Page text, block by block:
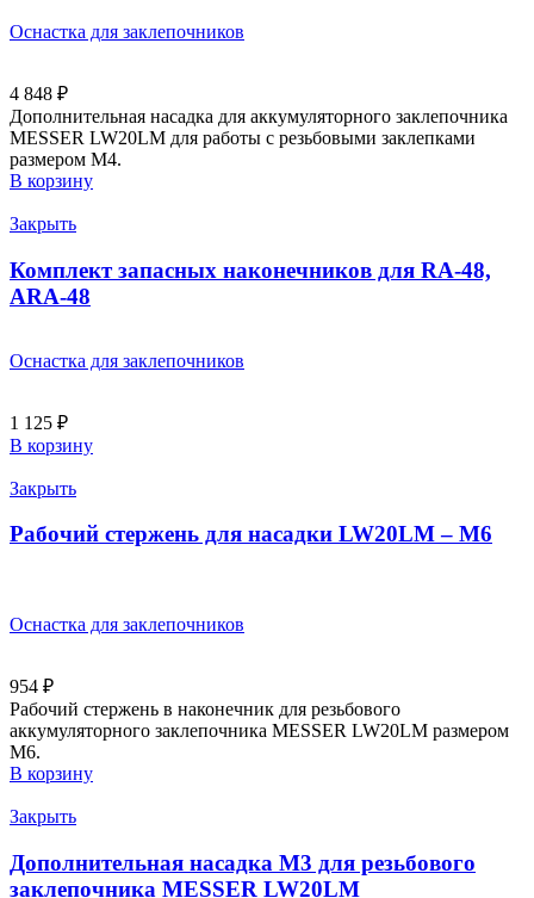
Оснастка для заклепочников
4 848 ₽
Дополнительная насадка для аккумуляторного заклепочника
MESSER LW20LM для работы с резьбовыми заклепками
размером М4.
В корзину
Закрыть
Комплект запасных наконечников для RA-48,
ARA-48
Оснастка для заклепочников
1 125 ₽
В корзину
Закрыть
Рабочий стержень для насадки LW20LM – M6
Оснастка для заклепочников
954 ₽
Рабочий стержень в наконечник для резьбового
аккумуляторного заклепочника MESSER LW20LM размером
М6.
В корзину
Закрыть
Дополнительная насадка M3 для резьбового
заклепочника MESSER LW20LM